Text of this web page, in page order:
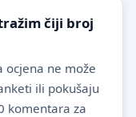
čiji broj
ocjena ne može
ili pokušaju
komentara za